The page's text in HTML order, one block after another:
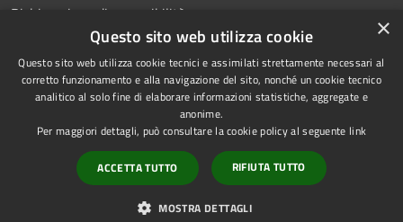
Dichiarazione di accessibilità
RSS
Accessibilità
Copyright © 2026 • Comune di
Montoro • Powered by
Municipium•Accesso
redazione
×
Questo sito web utilizza cookie
Questo sito web utilizza cookie tecnici e assimilati strettamente necessari al
corretto funzionamento e alla navigazione del sito, nonché un cookie tecnico
analitico al solo fine di elaborare informazioni statistiche, aggregate e
anonime.
Per maggiori dettagli, può consultare la cookie policy al seguente link
ACCETTA TUTTO RIFIUTA TUTTO
MOSTRA DETTAGLI